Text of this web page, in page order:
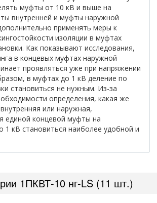
муфты от 10 кВ и выше на
внутренней и муфты наружной
применять меры к
изоляции в муфтах
Как показывают исследования,
в концевых муфтах наружной
проявляться уже при напряжении
в муфтах до 1 кВ деление по
становиться не нужным. Из-за
определения, какая же
или наружная,
единой концевой муфты на
1 кВ становиться наиболее удобной и
1ПКВТ-10 нг-LS (11 шт.)